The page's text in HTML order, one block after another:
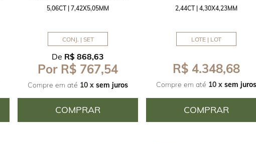
5,06CT | 7,42X5,05MM
CONJ. | SET
De R$ 868,63
Por R$ 767,54
Compre em até 10 x sem juros
COMPRAR
2,44CT | 4,30X4,23MM
LOTE | LOT
R$ 4.348,68
Compre em até 10 x sem juros
COMPRAR